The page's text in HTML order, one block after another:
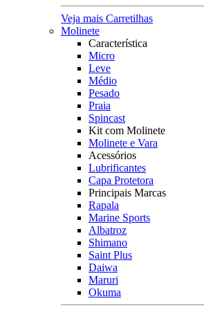
Veja mais Carretilhas
Molinete
Característica
Micro
Leve
Médio
Pesado
Praia
Spincast
Kit com Molinete
Molinete e Vara
Acessórios
Lubrificantes
Capa Protetora
Principais Marcas
Rapala
Marine Sports
Albatroz
Shimano
Saint Plus
Daiwa
Maruri
Okuma